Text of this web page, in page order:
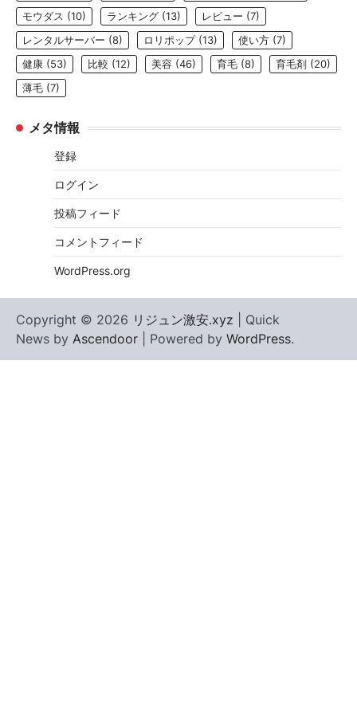
モウダス (10) ランキング (13) レビュー (7)
レンタルサーバー (8) ロリポップ(13) 使い方 (7)
健康 (53) 比較 (12) 美容 (46) 育毛 (8) 育毛剤 (20)
薄毛 (7)
メタ情報
登録
ログイン
投稿フィード
コメントフィード
WordPress.org
Copyright © 2026 リジュン激安.xyz | Quick
News by Ascendoor | Powered by WordPress.